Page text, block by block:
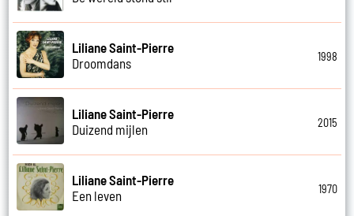
Liliane Saint-Pierre
Droomdans
1998
Liliane Saint-Pierre
Duizend mijlen
2015
Liliane Saint-Pierre
Een leven
1970